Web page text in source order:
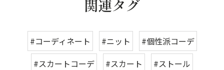
関連タグ
#コーディネート #ニット
#個性派コーデ
#スカートコーデ
#スカート
#ストール